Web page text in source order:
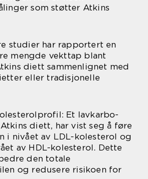
som støtter Atkins
studier har rapportert en
mengde vekttap blant
diett sammenlignet med
eller tradisjonelle
Et lavkarbo-
diett, har vist seg å føre
i nivået av LDL-kolesterol og
av HDL-kolesterol. Dette
den totale
og redusere risikoen for